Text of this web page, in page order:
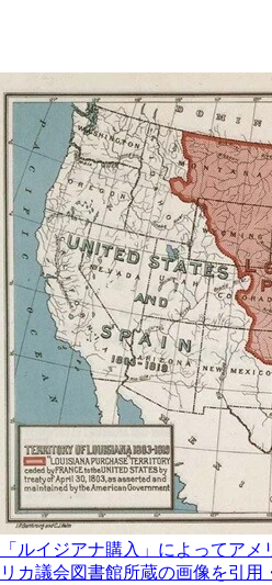
「ルイジアナ購入」によってア
リカ議会図書館所蔵の画像を引